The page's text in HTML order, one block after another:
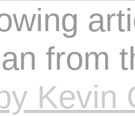
from
Kevin